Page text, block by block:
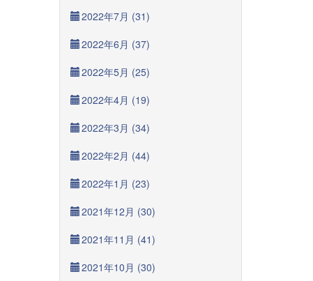
2022年7月 (31)
2022年6月 (37)
2022年5月 (25)
2022年4月 (19)
2022年3月 (34)
2022年2月 (44)
2022年1月 (23)
2021年12月 (30)
2021年11月 (41)
2021年10月 (30)